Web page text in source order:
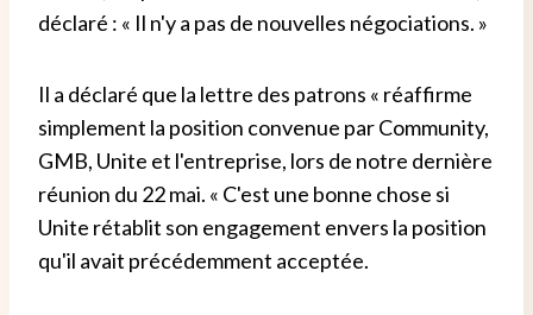
déclaré : « Il n'y a pas de nouvelles négociations. »
Il a déclaré que la lettre des patrons « réaffirme
simplement la position convenue par Community,
GMB, Unite et l'entreprise, lors de notre dernière
réunion du 22 mai. « C'est une bonne chose si
Unite rétablit son engagement envers la position
qu'il avait précédemment acceptée.